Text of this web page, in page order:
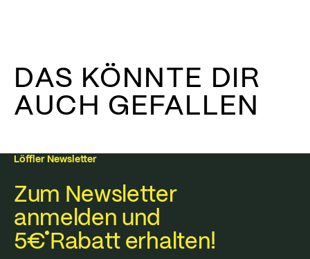
DAS KÖNNTE DIR
AUCH GEFALLEN
Löffler Newsletter
Zum Newsletter
anmelden und
5€Rabatt erhalten!